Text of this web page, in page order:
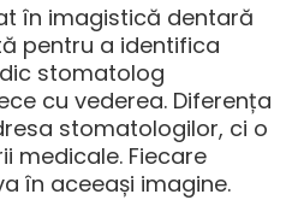
în imagistică dentară
pentru a identifica
stomatolog
cu vederea. Diferența
stomatologilor, ci o
medicale. Fiecare
în aceeași imagine.